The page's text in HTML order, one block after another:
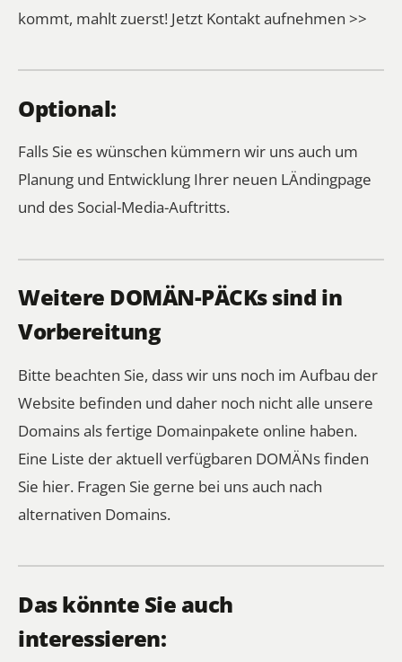
kommt, mahlt zuerst! Jetzt Kontakt aufnehmen >>
Optional:
Falls Sie es wünschen kümmern wir uns auch um
Planung und Entwicklung Ihrer neuen LÄndingpage
und des Social-Media-Auftritts.
Weitere DOMÄN-PÄCKs sind in
Vorbereitung
Bitte beachten Sie, dass wir uns noch im Aufbau der
Website befinden und daher noch nicht alle unsere
Domains als fertige Domainpakete online haben.
Eine Liste der aktuell verfügbaren DOMÄNs finden
Sie hier. Fragen Sie gerne bei uns auch nach
alternativen Domains.
Das könnte Sie auch
interessieren: